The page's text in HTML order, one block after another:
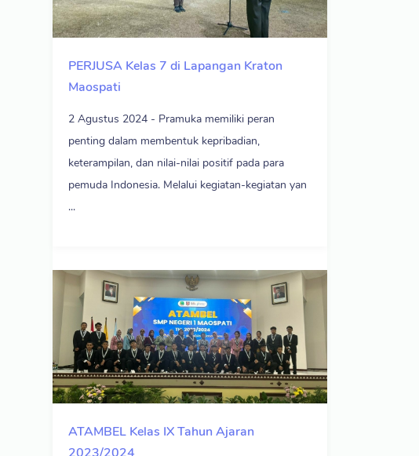
PERJUSA Kelas 7 di Lapangan Kraton
Maospati
2 Agustus 2024 - Pramuka memiliki peran
penting dalam membentuk kepribadian,
keterampilan, dan nilai-nilai positif pada para
pemuda Indonesia. Melalui kegiatan-kegiatan yan
...
ATAMBEL Kelas IX Tahun Ajaran